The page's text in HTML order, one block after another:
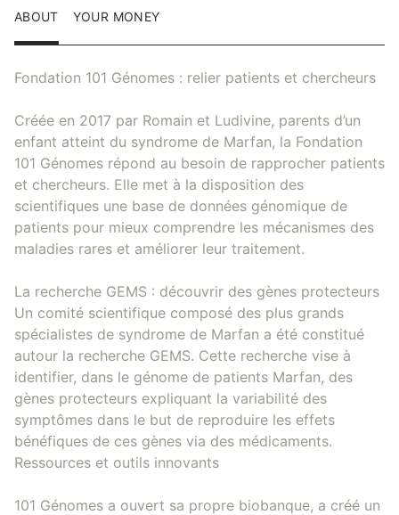
ABOUT YOUR MONEY
Fondation 101 Génomes : relier patients et chercheurs
Créée en 2017 par Romain et Ludivine, parents d’un
enfant atteint du syndrome de Marfan, la Fondation
101 Génomes répond au besoin de rapprocher patients
et chercheurs. Elle met à la disposition des
scientifiques une base de données génomique de
patients pour mieux comprendre les mécanismes des
maladies rares et améliorer leur traitement.
La recherche GEMS : découvrir des gènes protecteurs
Un comité scientifique composé des plus grands
spécialistes de syndrome de Marfan a été constitué
autour la recherche GEMS. Cette recherche vise à
identifier, dans le génome de patients Marfan, des
gènes protecteurs expliquant la variabilité des
symptômes dans le but de reproduire les effets
bénéfiques de ces gènes via des médicaments.
Ressources et outils innovants
101 Génomes a ouvert sa propre biobanque, a créé un